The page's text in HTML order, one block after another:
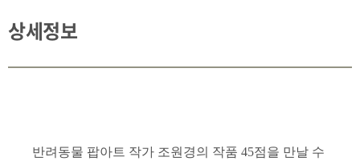
상세정보
반려동물 팝아트 작가 조원경의 작품 45점을 만날 수